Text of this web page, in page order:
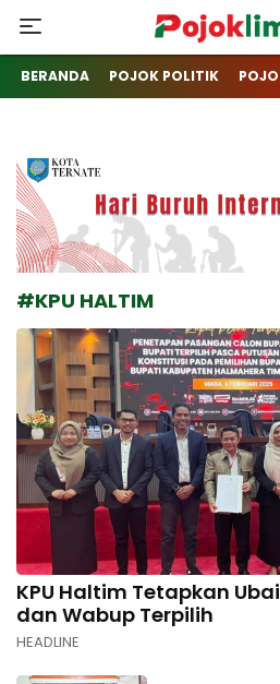
Mojokin
BERANDA POJOK POLITIK
#KPU HALTIM
KPU Haltim Tetapkan
dan Wabup Terpilih
HEADLINE